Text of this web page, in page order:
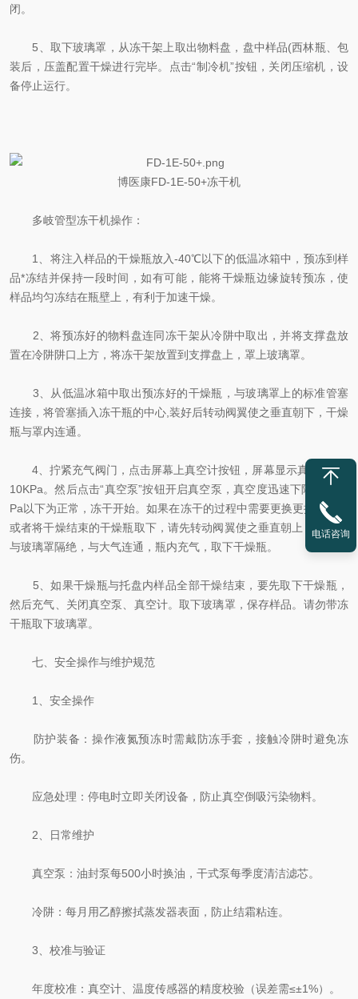
闭。
5、取下玻璃罩，从冻干架上取出物料盘，盘中样品(西林瓶、包
装后，压盖配置干燥进行完毕。点击“制冷机”按钮，关闭压缩机，设
备停止运行。
博医康FD-1E-50+冻干机
多岐管型冻干机操作：
1、将注入样品的干燥瓶放入-40℃以下的低温冰箱中，预冻到样
品*冻结并保持一段时间，如有可能，能将干燥瓶边缘旋转预冻，使
样品均匀冻结在瓶壁上，有利于加速干燥。
2、将预冻好的物料盘连同冻干架从冷阱中取出，并将支撑盘放
置在冷阱阱口上方，将冻干架放置到支撑盘上，罩上玻璃罩。
3、从低温冰箱中取出预冻好的干燥瓶，与玻璃罩上的标准管塞
连接，将管塞插入冻干瓶的中心,装好后转动阀翼使之垂直朝下，干燥
瓶与罩内连通。
4、拧紧充气阀门，点击屏幕上真空计按钮，屏幕显示真空度为1
10KPa。然后点击“真空泵”按钮开启真空泵，真空度迅速下降，至10
Pa以下为正常，冻干开始。如果在冻干的过程中需要更换更换冻干瓶
或者将干燥结束的干燥瓶取下，请先转动阀翼使之垂直朝上，干燥瓶
与玻璃罩隔绝，与大气连通，瓶内充气，取下干燥瓶。
5、如果干燥瓶与托盘内样品全部干燥结束，要先取下干燥瓶，
然后充气、关闭真空泵、真空计。取下玻璃罩，保存样品。请勿带冻
干瓶取下玻璃罩。
七、安全操作与维护规范
​1、安全操作
​防护装备：操作液氮预冻时需戴防冻手套，接触冷阱时避免冻
伤。
​应急处理：停电时立即关闭设备，防止真空倒吸污染物料。
​2、日常维护
​真空泵：油封泵每500小时换油，干式泵每季度清洁滤芯。
​冷阱：每月用乙醇擦拭蒸发器表面，防止结霜粘连。
​3、校准与验证
​年度校准：真空计、温度传感器的精度校验（误差需≤±1%）。
电话咨询